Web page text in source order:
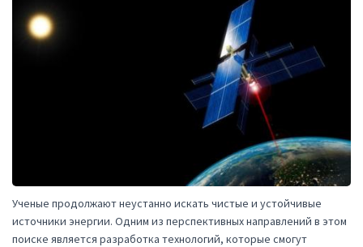
Ученые продолжают неустанно искать чистые и устойчивые
источники энергии. Одним из перспективных направлений в этом
поиске является разработка технологий, которые смогут